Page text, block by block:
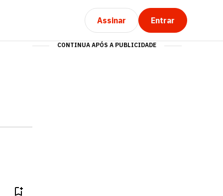
Assinar Entrar
CONTINUA APÓS A PUBLICIDADE